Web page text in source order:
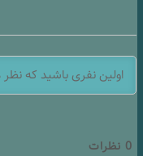
0 نظرات